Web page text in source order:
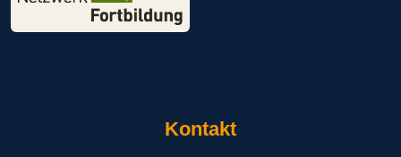
Kontakt